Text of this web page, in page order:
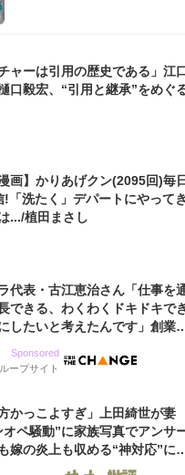
チャーは引用の歴史である」江
口毅宏、“引用と継承”をめぐ
漫画】かりあげクン(2095回)毎
!「洗たく」デパートにやってき
.../植田まさし
代表・古江恵治さん「仕事を
できる、わくわくドキドキで
したいと考えたんです」創業
アイデンティティ
Sponsored
ープサイト
方かっこよすぎ」上田綺世が妻
オペ騒動”に家族写真でアンサ
嫁の炎上も収める“神対応”に
、久保、長友夫妻も続々エール!